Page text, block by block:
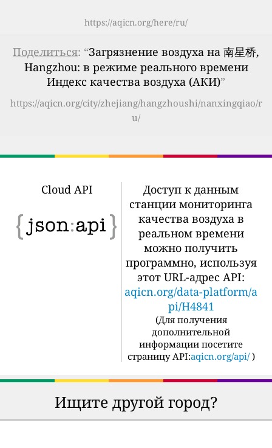
https://aqicn.org/here/ru/
Поделиться: “Загрязнение воздуха на 南星桥,
Hangzhou: в режиме реального времени
Индекс качества воздуха (АКИ)”
https://aqicn.org/city/zhejiang/hangzhoushi/nanxingqiao/r
u/
Cloud API
Доступ к данным
станции мониторинга
качества воздуха в
реальном времени
можно получить
программно, используя
этот URL-адрес API:
aqicn.org/data-platform/a
pi/H4841
(Для получения
дополнительной
информации посетите
страницу API:aqicn.org/api/ )
Ищите другой город?